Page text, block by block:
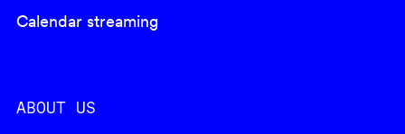
Calendar streaming
ABOUT US